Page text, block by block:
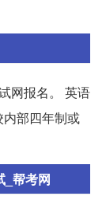
网报名。 英语
部四年制或
_帮考网